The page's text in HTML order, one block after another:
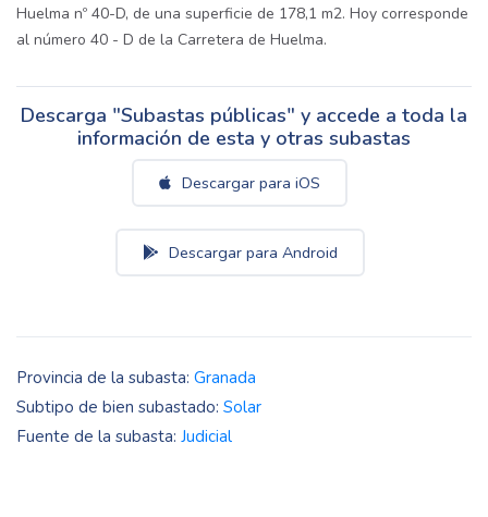
Huelma nº 40-D, de una superficie de 178,1 m2. Hoy corresponde
al número 40 - D de la Carretera de Huelma.
Descarga "Subastas públicas" y accede a toda la
información de esta y otras subastas
Descargar para iOS
Descargar para Android
Provincia de la subasta: Granada
Subtipo de bien subastado: Solar
Fuente de la subasta: Judicial